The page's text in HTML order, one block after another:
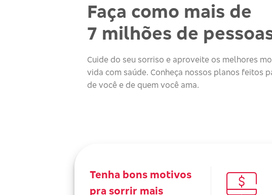
Faça como mais de
7 milhões de
Cuide do seu sorriso e aproveite os melhores
vida com saúde. Conheça nossos planos feitos
de você e de quem você ama.
Tenha bons motivos
pra sorrir mais